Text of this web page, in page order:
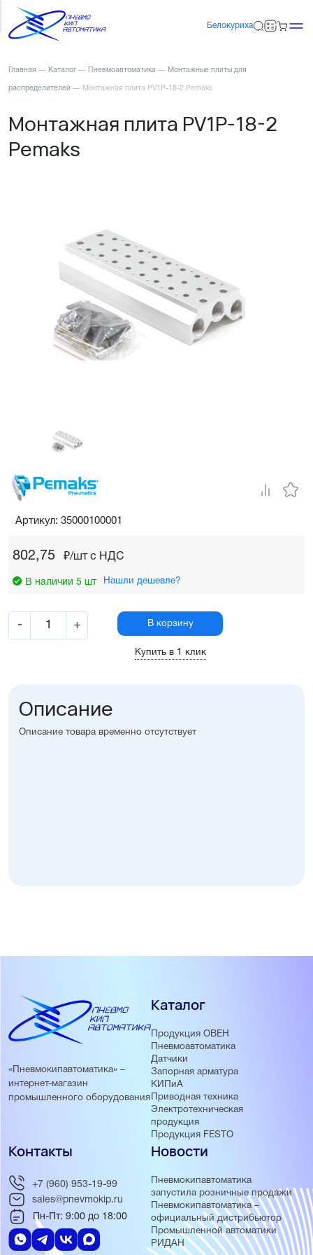
Белокуриха
Главная — Каталог — Пневмоавтоматика — Монтажные плиты для
распределителей — Монтажная плита PV1P-18-2 Pemaks
Монтажная плита PV1P-18-2
Pemaks
802,75 ₽/шт c НДС
В наличии 5 шт Нашли дешевле?
- + В корзину
Купить в 1 клик
Артикул: 35000100001
Описание
Описание товара временно отсутствует
«Пневмокипавтоматика» –
интернет-магазин
промышленного оборудования
Каталог
Продукция ОВЕН
Пневмоавтоматика
Датчики
Запорная арматура
КИПиА
Приводная техника
Электротехническая
продукция
Продукция FESTO
Новости
Пневмокипавтоматика
запустила розничные продажи
Пневмокипавтоматика –
официальный дистрибьютор
Промышленной автоматики
РИДАН
Контакты
+7 (960) 953-19-99
sales@pnevmokip.ru
Пн-Пт: 9:00 до 18:00